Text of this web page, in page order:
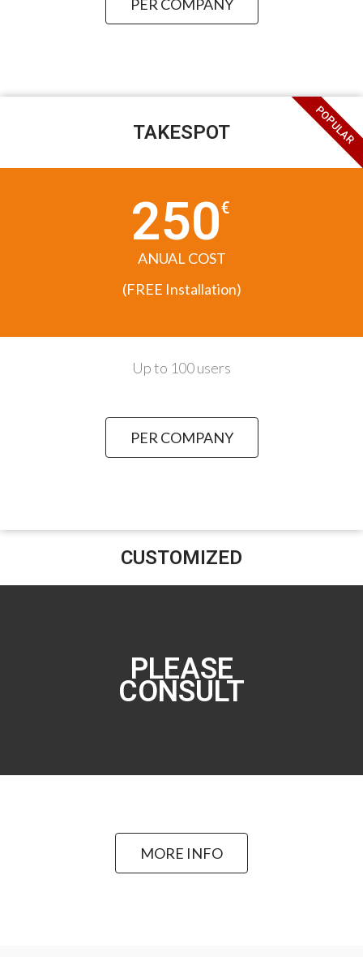
PER COMPANY
TAKESPOT
250€
ANUAL COST
(FREE Installation)
Up to 100 users
PER COMPANY
POPULAR
CUSTOMIZED
PLEASE
CONSULT
MORE INFO